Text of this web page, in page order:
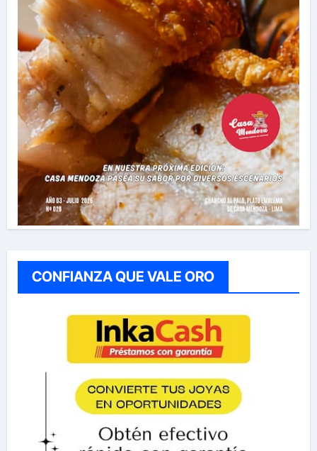
CONFIANZA QUE VALE ORO